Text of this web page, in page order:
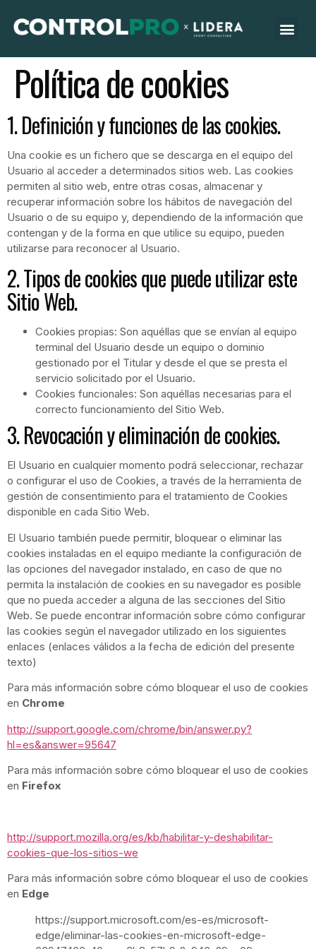
Política de cookies
1. Definición y funciones de las cookies.
Una cookie es un fichero que se descarga en el equipo del
Usuario al acceder a determinados sitios web. Las cookies
permiten al sitio web, entre otras cosas, almacenar y
recuperar información sobre los hábitos de navegación del
Usuario o de su equipo y, dependiendo de la información que
contengan y de la forma en que utilice su equipo, pueden
utilizarse para reconocer al Usuario.
2. Tipos de cookies que puede utilizar este
Sitio Web.
Cookies propias: Son aquéllas que se envían al equipo
terminal del Usuario desde un equipo o dominio
gestionado por el Titular y desde el que se presta el
servicio solicitado por el Usuario.
Cookies funcionales: Son aquéllas necesarias para el
correcto funcionamiento del Sitio Web.
3. Revocación y eliminación de cookies.
El Usuario en cualquier momento podrá seleccionar, rechazar
o configurar el uso de Cookies, a través de la herramienta de
gestión de consentimiento para el tratamiento de Cookies
disponible en cada Sitio Web.
El Usuario también puede permitir, bloquear o eliminar las
cookies instaladas en el equipo mediante la configuración de
las opciones del navegador instalado, en caso de que no
permita la instalación de cookies en su navegador es posible
que no pueda acceder a alguna de las secciones del Sitio
Web. Se puede encontrar información sobre cómo configurar
las cookies según el navegador utilizado en los siguientes
enlaces (enlaces válidos a la fecha de edición del presente
texto)
Para más información sobre cómo bloquear el uso de cookies
en Chrome
http://support.google.com/chrome/bin/answer.py?
hl=es&answer=95647
Para más información sobre cómo bloquear el uso de cookies
en Firefox
http://support.mozilla.org/es/kb/habilitar-y-deshabilitar-
cookies-que-los-sitios-we
Para más información sobre cómo bloquear el uso de cookies
en Edge
https://support.microsoft.com/es-es/microsoft-
edge/eliminar-las-cookies-en-microsoft-edge-